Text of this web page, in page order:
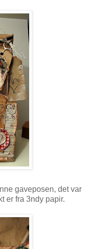
gaveposen, det var
er fra 3ndy papir.